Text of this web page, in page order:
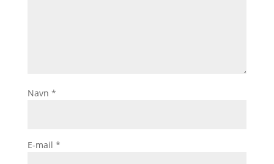
Navn *
E-mail *